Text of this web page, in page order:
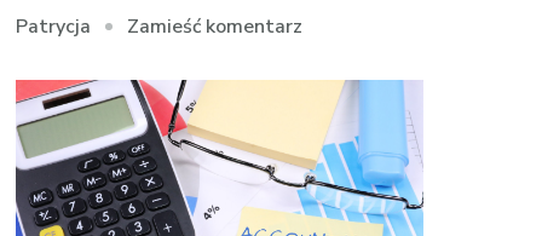
Patrycja Zamieść komentarz
Wideo
szkolenia
księgowe
jako
sposób